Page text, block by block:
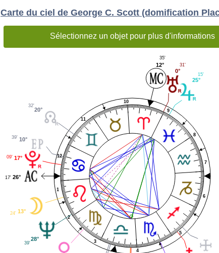
Carte du ciel de George C. Scott (domification
Sélectionnez un objet pour plus d'informations
1
2
3
4
5
6
7
8
9
10
11
12
25°
15'
0°
31'
12°
35'
20°
32'
10°
39'
17°
09'
26°
17'
13°
24'
28°
39'